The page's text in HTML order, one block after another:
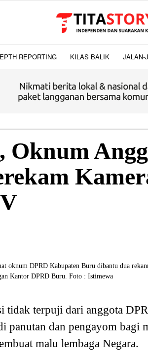
REPORTING KILAS BALIK JALAN-
Oknum
oknum DPRD Kabupaten Buru dibantu dua
Kantor DPRD Buru. Foto : Istimewa
tidak terpuji dari anggota
dan pengayom bagi
malu lembaga Negara.